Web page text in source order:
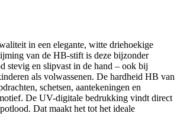
in een elegante, witte driehoekige
van de HB-stift is deze bijzonder
stevig en slipvast in de hand – ook bij
als volwassenen. De hardheid HB van
schetsen, aantekeningen en
De UV-digitale bedrukking vindt direct
Dat maakt het tot het ideale